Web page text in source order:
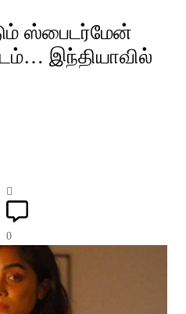
ஸ்பைடர்மேன்
இந்தியாவில்
0